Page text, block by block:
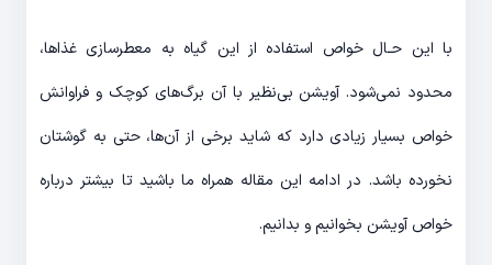
با این حـال خواص استفاده از این گیاه به معطرسازی غذاها،
محدود نمی‌شود. آویشن بی‌نظیر با آن برگ‌های کوچک و فراوانش
خواص بسیار زیادی دارد که شاید برخی از آن‌ها، حتی به گوشتان
نخورده باشد. ‌در ادامه این مقاله همراه ما باشید تا بیشتر درباره
خواص آویشن بخوانیم و بدانیم.